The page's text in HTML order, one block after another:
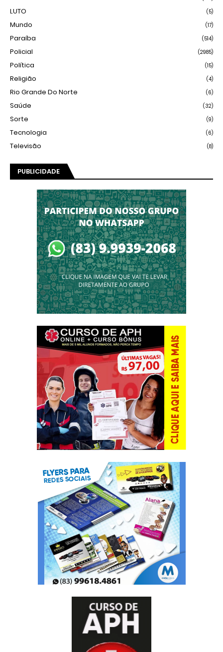
LUTO (5)
Mundo (17)
Paraíba (514)
Policial (2985)
Política (15)
Religião (4)
Rio Grande Do Norte (6)
Saúde (32)
Sorte (9)
Tecnologia (6)
Televisão (8)
PUBLICIDADE